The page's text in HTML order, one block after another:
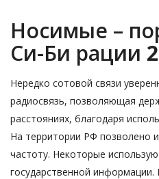
Носимые –
Си-Би рации
Нередко сотовой связи
радиосвязь, позволяющая
расстояниях, благодаря
На территории РФ позволено
частоту. Некоторые
государственной